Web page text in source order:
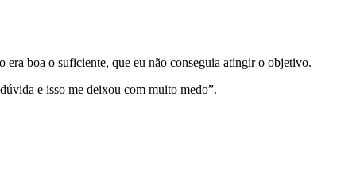
boa o suficiente, que eu não conseguia atingir o objetivo.
e isso me deixou com muito medo”.